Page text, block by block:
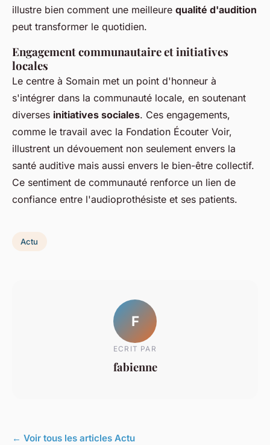
illustre bien comment une meilleure qualité d'audition
peut transformer le quotidien.
Engagement communautaire et initiatives
locales
Le centre à Somain met un point d'honneur à
s'intégrer dans la communauté locale, en soutenant
diverses initiatives sociales. Ces engagements,
comme le travail avec la Fondation Écouter Voir,
illustrent un dévouement non seulement envers la
santé auditive mais aussi envers le bien-être collectif.
Ce sentiment de communauté renforce un lien de
confiance entre l'audioprothésiste et ses patients.
Actu
F
ECRIT PAR
fabienne
← Voir tous les articles Actu